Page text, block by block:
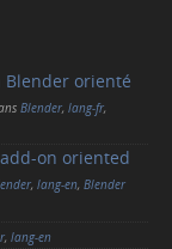
Blender orienté
Blender, lang-fr,
on oriented
, lang-en, Blender
, lang-en